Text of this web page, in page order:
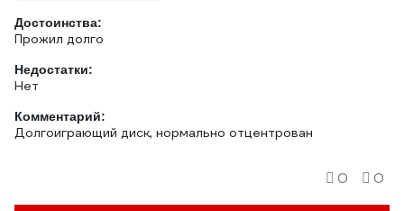
Достоинства:
Прожил долго
Недостатки:
Нет
Комментарий:
Долгоиграющий диск, нормально отцентрован
0 0